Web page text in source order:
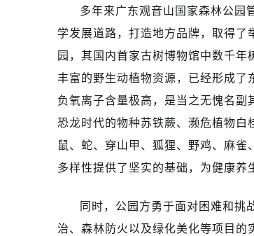
多年来广东观音山国家森林公园
学发展道路，打造地方品牌，取得
园，其国内首家古树博物馆中数千
丰富的野生动植物资源，已经形成
负氧离子含量极高，是当之无愧名副
恐龙时代的物种苏铁蕨、濒危植物白
鼠、蛇、穿山甲、狐狸、野鸡、麻
多样性提供了坚实的基础，为健康养
同时，公园方勇于面对困难和挑
治、森林防火以及绿化美化等项目的